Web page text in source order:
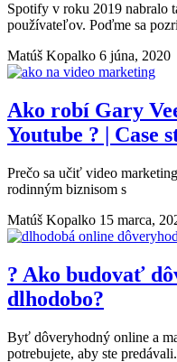
Spotify v roku 2019 nabralo
používateľov. Poďme sa
Matúš Kopalko 6 júna, 2020
Ako robí Gary
Youtube ? | Case
Prečo sa učiť video
rodinným biznisom s
Matúš Kopalko 15 marca,
? Ako budovať
dlhodobo?
Byť dôveryhodný online a
potrebujete, aby ste predávali.